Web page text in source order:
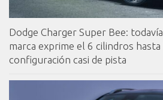
Dodge Charger Super Bee:
marca exprime el 6 cilindros
configuración casi de pista